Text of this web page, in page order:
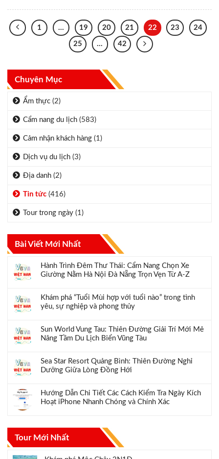
Chuyên Mục
Ẩm thực (2)
Cẩm nang du lịch (583)
Cảm nhận khách hàng (1)
Dịch vụ du lịch (3)
Địa danh (2)
Tin tức (416)
Tour trong ngày (1)
Bài Viết Mới Nhất
Hành Trình Đêm Thư Thái: Cẩm Nang Chọn Xe
Giường Nằm Hà Nội Đà Nẵng Trọn Vẹn Từ A-Z
Khám phá “Tuổi Mùi hợp với tuổi nào” trong tình
yêu, sự nghiệp và phong thủy
Sun World Vung Tau: Thiên Đường Giải Trí Mới Mẻ
Nâng Tầm Du Lịch Biển Vũng Tàu
Sea Star Resort Quảng Bình: Thiên Đường Nghỉ
Dưỡng Giữa Lòng Đồng Hới
Hướng Dẫn Chi Tiết Các Cách Kiểm Tra Ngày Kích
Hoạt iPhone Nhanh Chóng và Chính Xác
Tour Mới Nhất
1 … 19 20 21 22 23 24
25 … 42